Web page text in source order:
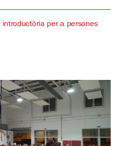
per a persones